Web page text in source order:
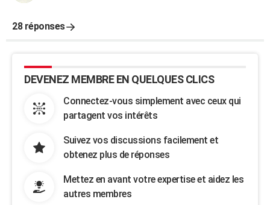
28 réponses
DEVENEZ MEMBRE EN QUELQUES CLICS
Connectez-vous simplement avec ceux qui
partagent vos intérêts
Suivez vos discussions facilement et
obtenez plus de réponses
Mettez en avant votre expertise et aidez les
autres membres